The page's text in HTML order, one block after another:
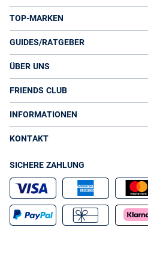
TOP-MARKEN
GUIDES/RATGEBER
ÜBER UNS
FRIENDS CLUB
INFORMATIONEN
KONTAKT
SICHERE ZAHLUNG